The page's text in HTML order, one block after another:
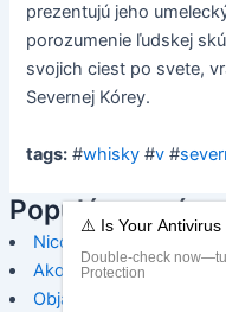
prezentujú jeho
porozumenie ľudskej
svojich ciest po svete,
Severnej Kórey.
tags: #whisky #v #
Populárne
Nicolaus Lime Vodka:
Ako si vyrobiť kukuričné
Objavte pôžitok z